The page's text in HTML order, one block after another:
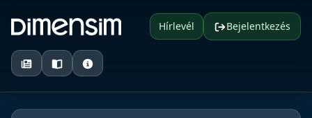
Hírlevél Bejelentkezés